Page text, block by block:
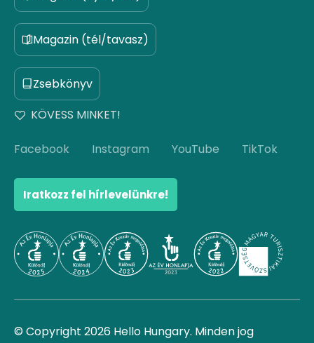
Magazin (tél/tavasz)
Zsebkönyv
KÖVESS MINKET!
Facebook Instagram YouTube TikTok
Iratkozz fel hírlevelünkre!
© Copyright 2026 Hello Hungary. Minden jog